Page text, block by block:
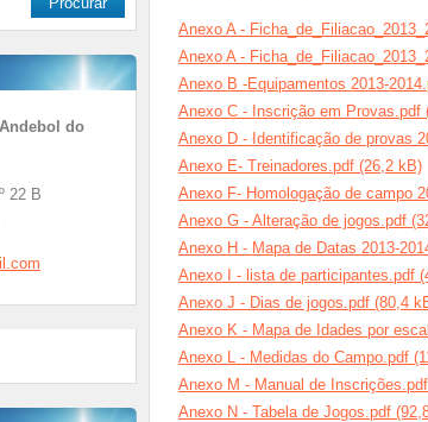
do
22 B
com
Anexo A -
Anexo A -
Anexo B -Equipamentos 2013-
Anexo C - Inscrição em Provas.pdf
Anexo D - Identificação de provas
Anexo E- Treinadores.pdf (26,2 kB)
Anexo F- Homologação de campo
Anexo G - Alteração de jogos.pdf
Anexo H - Mapa de Datas 2013-
Anexo I - lista de participantes.pdf
Anexo J - Dias de jogos.pdf (80,4
Anexo K - Mapa de Idades por
Anexo L - Medidas do Campo.pdf
Anexo M - Manual de
Anexo N - Tabela de Jogos.pdf